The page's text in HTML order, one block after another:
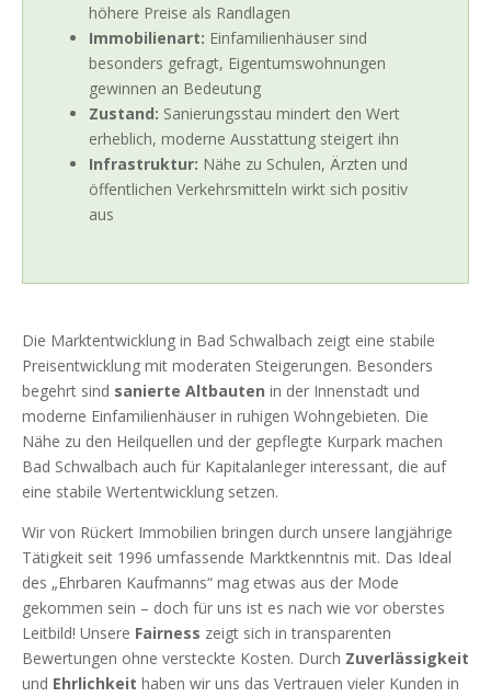
höhere Preise als Randlagen
Immobilienart: Einfamilienhäuser sind
besonders gefragt, Eigentumswohnungen
gewinnen an Bedeutung
Zustand: Sanierungsstau mindert den Wert
erheblich, moderne Ausstattung steigert ihn
Infrastruktur: Nähe zu Schulen, Ärzten und
öffentlichen Verkehrsmitteln wirkt sich positiv
aus
Die Marktentwicklung in Bad Schwalbach zeigt eine stabile
Preisentwicklung mit moderaten Steigerungen. Besonders
begehrt sind sanierte Altbauten in der Innenstadt und
moderne Einfamilienhäuser in ruhigen Wohngebieten. Die
Nähe zu den Heilquellen und der gepflegte Kurpark machen
Bad Schwalbach auch für Kapitalanleger interessant, die auf
eine stabile Wertentwicklung setzen.
Wir von Rückert Immobilien bringen durch unsere langjährige
Tätigkeit seit 1996 umfassende Marktkenntnis mit. Das Ideal
des „Ehrbaren Kaufmanns“ mag etwas aus der Mode
gekommen sein – doch für uns ist es nach wie vor oberstes
Leitbild! Unsere Fairness zeigt sich in transparenten
Bewertungen ohne versteckte Kosten. Durch Zuverlässigkeit
und Ehrlichkeit haben wir uns das Vertrauen vieler Kunden in